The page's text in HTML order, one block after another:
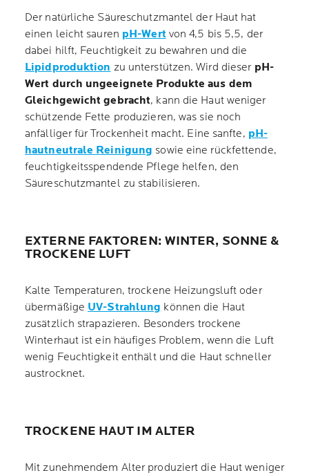
Der natürliche Säureschutzmantel der Haut hat
einen leicht sauren pH-Wert von 4,5 bis 5,5, der
dabei hilft, Feuchtigkeit zu bewahren und die
Lipidproduktion zu unterstützen. Wird dieser pH-
Wert durch ungeeignete Produkte aus dem
Gleichgewicht gebracht, kann die Haut weniger
schützende Fette produzieren, was sie noch
anfälliger für Trockenheit macht. Eine sanfte, pH-
hautneutrale Reinigung sowie eine rückfettende,
feuchtigkeitsspendende Pflege helfen, den
Säureschutzmantel zu stabilisieren.
EXTERNE FAKTOREN: WINTER, SONNE &
TROCKENE LUFT
Kalte Temperaturen, trockene Heizungsluft oder
übermäßige UV-Strahlung können die Haut
zusätzlich strapazieren. Besonders trockene
Winterhaut ist ein häufiges Problem, wenn die Luft
wenig Feuchtigkeit enthält und die Haut schneller
austrocknet.
TROCKENE HAUT IM ALTER
Mit zunehmendem Alter produziert die Haut weniger